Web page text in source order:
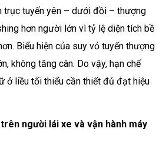
trục tuyến yên – dưới đồi – thượng
hơn người lớn vì tỷ lệ diện tích bề
Biểu hiện của suy vỏ tuyến thượng
không tăng cân. Do vậy, hạn chế
ở liều tối thiểu cần thiết đủ đạt hiệu
người lái xe và vận hành máy